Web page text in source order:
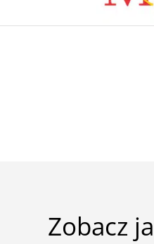
Zobacz